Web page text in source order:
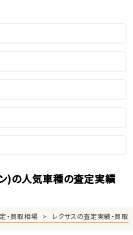
)の人気車種の査定実績
・買取相場 レクサスの査定実績・買取